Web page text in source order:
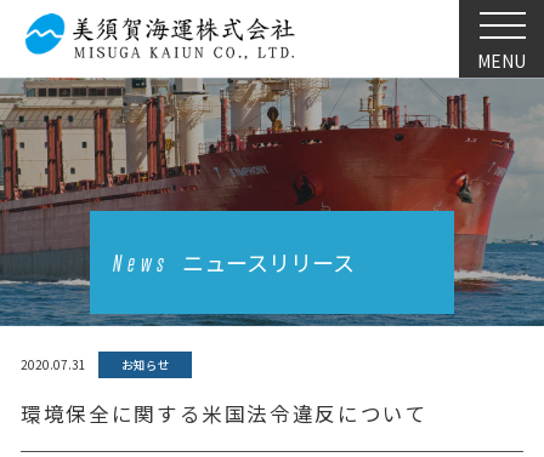
MENU
News ニュースリリース
2020.07.31 お知らせ
環境保全に関する米国法令違反について